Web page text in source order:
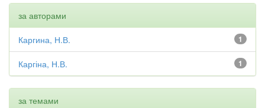
за авторами
1
Каргина, Н.В.
1
Каргіна, Н.В.
за темами